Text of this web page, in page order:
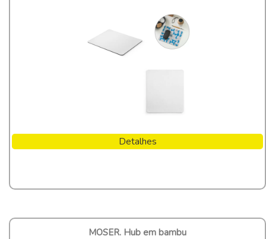
Detalhes
MOSER. Hub em bambu